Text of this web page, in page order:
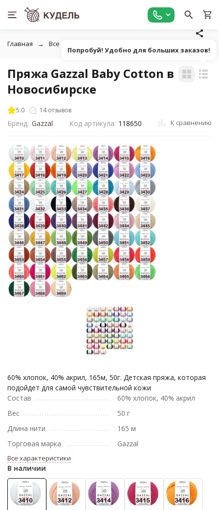
Главная Все для вязания
Пряжа Gazzal Baby Cotton в
Новосибирске
5.0 14 отзывов
Бренд: Gazzal Код артикула: 118650 К сравнению
60% хлопок, 40% акрил, 165м, 50г. Детская пряжа, которая
подойдет для самой чувствительной кожи
Состав
60% хлопок, 40% акрил
Вес
50 г
Длина нити
165 м
Торговая марка
Gazzal
Все характеристики
В наличии
Попробуй! Удобно для больших заказов!